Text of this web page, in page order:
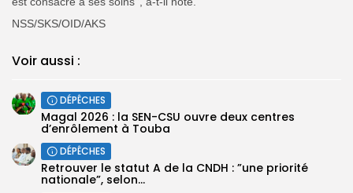
NSS/SKS/OID/AKS
Voir aussi :
DÉPÊCHES
Magal 2026 : la SEN-CSU ouvre deux centres
d’enrôlement à Touba
DÉPÊCHES
Retrouver le statut A de la CNDH : ”une priorité
nationale”, selon...